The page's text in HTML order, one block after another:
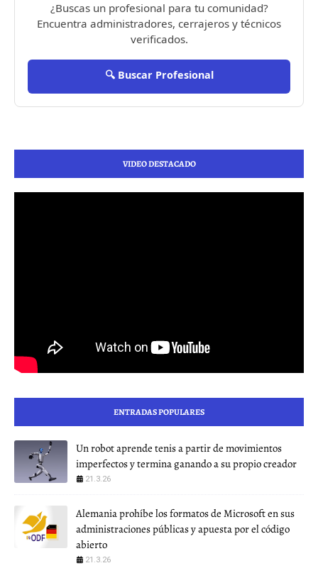
¿Buscas un profesional para tu comunidad?
Encuentra administradores, cerrajeros y técnicos
verificados.
🔍 Buscar Profesional
VIDEO DESTACADO
ENTRADAS POPULARES
Un robot aprende tenis a partir de movimientos
imperfectos y termina ganando a su propio creador
21.3.26
Alemania prohíbe los formatos de Microsoft en sus
administraciones públicas y apuesta por el código
abierto
21.3.26